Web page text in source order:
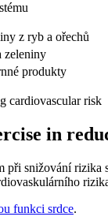
z ryb a ořechů
zeleniny
produkty
in
snižování rizika
funkci srdce.